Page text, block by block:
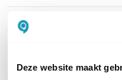
Deze website maakt
EAN
Type kabel